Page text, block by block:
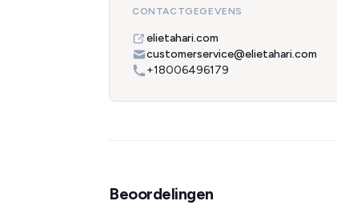
CONTACTGEGEVENS
elietahari.com
customerservice@elietahari.com
+18006496179
Beoordelingen